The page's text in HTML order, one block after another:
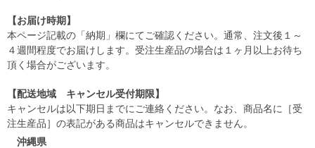
【お届け時期】
本ページ記載の「納期」欄にてご確認ください。通常、注文後１～
４週間程度でお届けします。受注生産品の場合は１ヶ月以上お待ち
頂く場合がございます。
【配送地域 キャンセル受付期限】
キャンセルは以下期日までにご連絡ください。なお、商品名に［受
注生産品］の表記がある商品はキャンセルできません。
沖縄県